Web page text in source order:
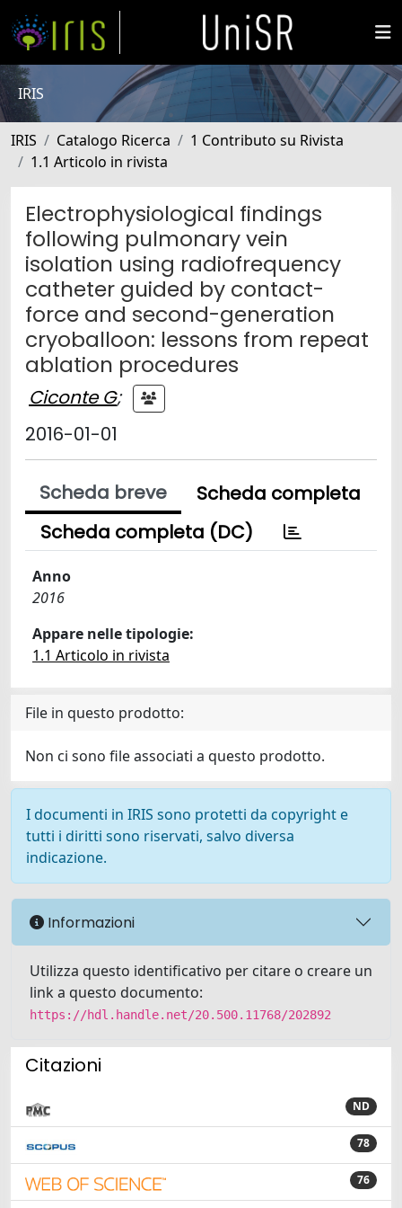
IRIS
IRIS Catalogo Ricerca
1 Contributo su Rivista
1.1 Articolo in rivista
Electrophysiological findings
following pulmonary vein
isolation using radiofrequency
catheter guided by contact-
force and second-generation
cryoballoon: lessons from repeat
ablation procedures
Ciconte G;
2016-01-01
Scheda breve
Scheda completa
Scheda completa (DC)
Anno
2016
Appare nelle tipologie:
1.1 Articolo in rivista
File in questo prodotto:
Non ci sono file associati a questo prodotto.
I documenti in IRIS sono protetti da copyright e
tutti i diritti sono riservati, salvo diversa
indicazione.
Informazioni
Utilizza questo identificativo per citare o creare un
link a questo documento:
https://hdl.handle.net/20.500.11768/202892
Citazioni
ND
78
76